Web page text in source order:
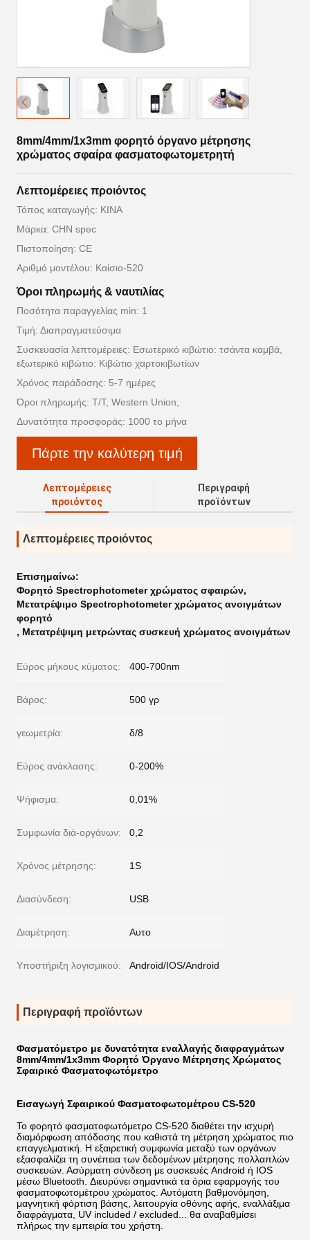
8mm/4mm/1x3mm φορητό όργανο μέτρησης
χρώματος σφαίρα φασματοφωτομετρητή
Λεπτομέρειες προιόντος
Τόπος καταγωγής: ΚΙΝΑ
Μάρκα: CHN spec
Πιστοποίηση: CE
Αριθμό μοντέλου: Καίσιο-520
Όροι πληρωμής & ναυτιλίας
Ποσότητα παραγγελίας min: 1
Τιμή: Διαπραγματεύσιμα
Συσκευασία λεπτομέρειες: Εσωτερικό κιβώτιο: τσάντα καμβά,
εξωτερικό κιβώτιο: Κιβώτιο χαρτοκιβωτίων
Χρόνος παράδοσης: 5-7 ημέρες
Όροι πληρωμής: T/T, Western Union,
Δυνατότητα προσφοράς: 1000 το μήνα
Πάρτε την καλύτερη τιμή
Λεπτομέρειες
προιόντος
Περιγραφή
προϊόντων
Λεπτομέρειες προιόντος
Επισημαίνω:
Φορητό Spectrophotometer χρώματος σφαιρών,
Μετατρέψιμο Spectrophotometer χρώματος ανοιγμάτων
φορητό
, Μετατρέψιμη μετρώντας συσκευή χρώματος ανοιγμάτων
Εύρος μήκους κύματος: 400-700nm
Βάρος: 500 γρ
γεωμετρία: δ/8
Εύρος ανάκλασης: 0-200%
Ψήφισμα: 0,01%
Συμφωνία διά-οργάνων: 0,2
Χρόνος μέτρησης: 1S
Διασύνδεση: USB
Διαμέτρηση: Αυτο
Υποστήριξη λογισμικού: Android/IOS/Android
Περιγραφή προϊόντων
Φασματόμετρο με δυνατότητα εναλλαγής διαφραγμάτων
8mm/4mm/1x3mm Φορητό Όργανο Μέτρησης Χρώματος
Σφαιρικό Φασματοφωτόμετρο
Εισαγωγή Σφαιρικού Φασματοφωτομέτρου CS-520
Το φορητό φασματοφωτόμετρο CS-520 διαθέτει την ισχυρή
διαμόρφωση απόδοσης που καθιστά τη μέτρηση χρώματος πιο
επαγγελματική. Η εξαιρετική συμφωνία μεταξύ των οργάνων
εξασφαλίζει τη συνέπεια των δεδομένων μέτρησης πολλαπλών
συσκευών. Ασύρματη σύνδεση με συσκευές Android ή IOS
μέσω Bluetooth. Διευρύνει σημαντικά τα όρια εφαρμογής του
φασματοφωτομέτρου χρώματος. Αυτόματη βαθμονόμηση,
μαγνητική φόρτιση βάσης, λειτουργία οθόνης αφής, εναλλάξιμα
διαφράγματα, UV included / excluded... θα αναβαθμίσει
πλήρως την εμπειρία του χρήστη.